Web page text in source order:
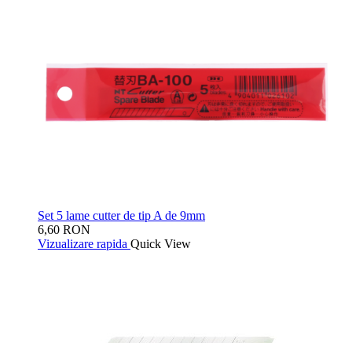
Set 5 lame cutter de tip A de 9mm
6,60 RON
Vizualizare rapida Quick View